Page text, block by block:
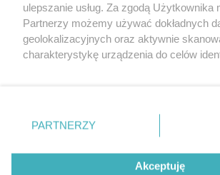
© 2026 Grupa ZPR Media
ulepszanie usług. Za zgodą Użytkownika
Partnerzy możemy używać dokładnych
geolokalizacyjnych oraz aktywnie
charakterystykę urządzenia do celów
zmienić/wycofać klikając przycisk
znajdujący się w lewym dolnym rogu
rodzaje przetwarzania danych nie
użytkownika, ale masz prawo sprzeciwić
PARTNERZY
Akceptuję